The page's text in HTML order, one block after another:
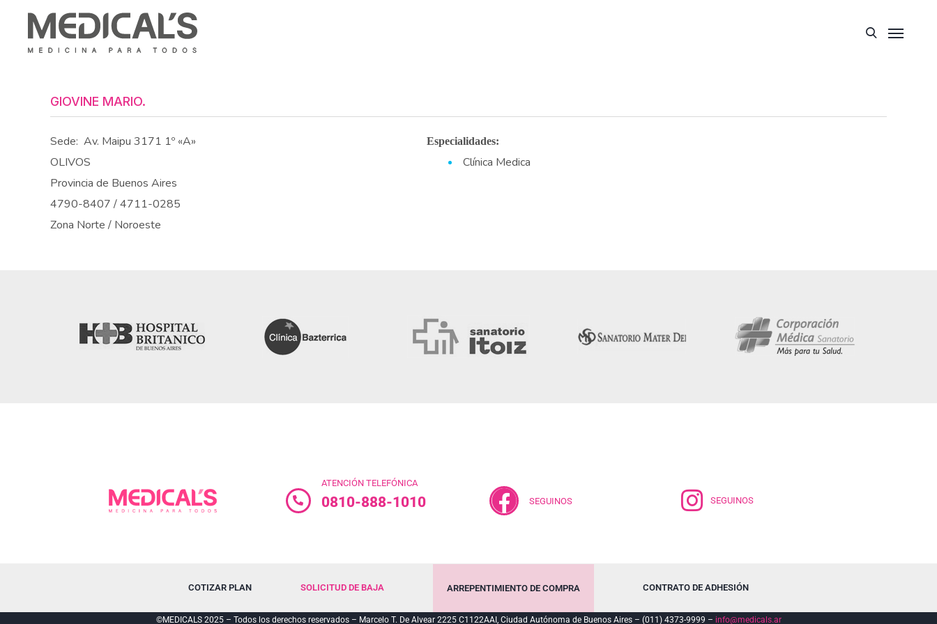
GIOVINE MARIO.
Sede: Av. Maipu 3171 1º «A»
OLIVOS
Provincia de Buenos Aires
4790-8407 / 4711-0285
Zona Norte / Noroeste
Especialidades:
Clínica Medica
ATENCIÓN TELEFÓNICA
0810-888-1010 SEGUINOS SEGUINOS
COTIZAR PLAN SOLICITUD DE BAJA ARREPENTIMIENTO DE COMPRA CONTRATO DE ADHESIÓN
©MEDICALS 2025 – Todos los derechos reservados – Marcelo T. De Alvear 2225 C1122AAI, Ciudad Autónoma de Buenos Aires – (011) 4373-9999 – info@medicals.ar